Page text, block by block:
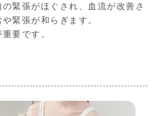
緊張がほぐされ、血流が改善さ
緊張が和らぎます。
要です。